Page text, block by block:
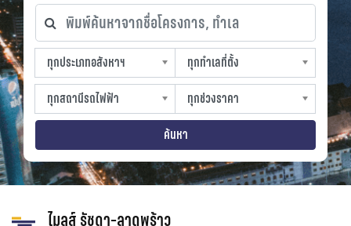
พิมพ์ค้นหาจากชื่อโครงการ, ทำเล
ทุกประเภทอสังหาฯ
ทุกประเภทอสังหาฯ
sproperty
ทุกทำเลที่ตั้ง
ทุกทำเลที่ตั้ง
slocation
ทุกสถานีรถไฟฟ้า
ทุกสถานีรถไฟฟ้า
strain-station
ทุกช่วงราคา
ทุกช่วงราคา
sprice
ค้นหา
ไมลส์ รัชดา-ลาดพร้าว